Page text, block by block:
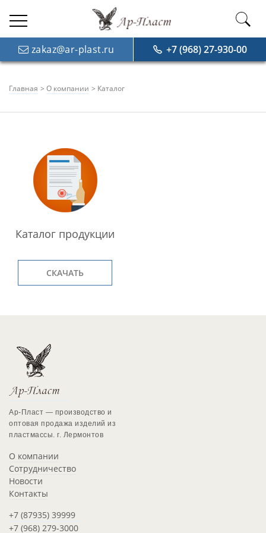
zakaz@ar-plast.ru +7 (968) 27-930-00
Главная О компании Каталог
Каталог продукции
СКАЧАТЬ
Ар-Пласт — производство и
оптовая продажа изделий из
пластмассы. г. Лермонтов
О компании
Сотрудничество
Новости
Контакты
+7 (87935) 39999
+7 (968) 279-3000